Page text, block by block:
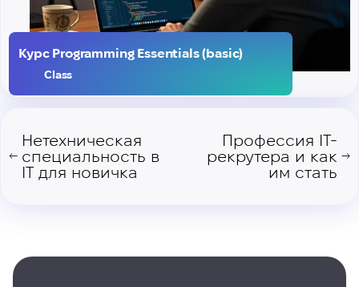
Курс Programming Essentials (basic)
Class
←
Нетехническая
специальность в
IТ для новичка
Профессия IТ-
рекрутера и как
им стать
→